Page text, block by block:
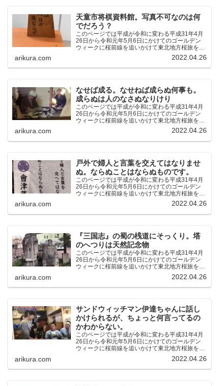
天童市将棋資料館。写真不可なのは何
でだろう？
このページでは平成が令和に変わる平成31年4月
26日から令和元年5月6日にかけてのゴールデン
ウィークに桜前線を追いかけて東北地方桜旅を車
中泊大遠征10泊11日した時の記録をまとめたも
のです。（結論）「桜前線なんてものはテレビの
中にしか存在し...
arikura.com 2022.04.26
なせば成る。なせねば成らぬ何事も。
成らぬは人のなさぬなりけり
このページでは平成が令和に変わる平成31年4月
26日から令和元年5月6日にかけてのゴールデン
ウィークに桜前線を追いかけて東北地方桜旅を車
中泊大遠征10泊11日した時の記録をまとめたも
のです。（結論）「桜前線なんてものはテレビの
中にしか存在し...
arikura.com 2022.04.26
戸外で婦人と言葉を交えてはなりませ
ぬ。ならぬことはならぬものです。
このページでは平成が令和に変わる平成31年4月
26日から令和元年5月6日にかけてのゴールデン
ウィークに桜前線を追いかけて東北地方桜旅を車
中泊大遠征10泊11日した時の記録をまとめたも
のです。（結論）「桜前線なんてものはテレビの
中にしか存在し...
arikura.com 2022.04.26
『三国志』の蜀の桟道にそっくり。塔
のへつりは天然記念物
このページでは平成が令和に変わる平成31年4月
26日から令和元年5月6日にかけてのゴールデン
ウィークに桜前線を追いかけて東北地方桜旅を車
中泊大遠征10泊11日した時の記録をまとめたも
のです。（結論）「桜前線なんてものはテレビの
中にしか存在し...
arikura.com 2022.04.26
サンドウィッチマン伊達ちゃんに話し
かけられるが、ちょっと何言ってるの
かわからない。
このページでは平成が令和に変わる平成31年4月
26日から令和元年5月6日にかけてのゴールデン
ウィークに桜前線を追いかけて東北地方桜旅を車
中泊大遠征10泊11日した時の記録をまとめたも
のです。（結論）「桜前線なんてものはテレビの
中にしか存在し...
arikura.com 2022.04.26